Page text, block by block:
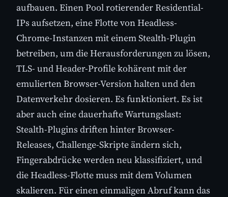
aufbauen. Einen Pool rotierender Residential-
IPs aufsetzen, eine Flotte von Headless-
Chrome-Instanzen mit einem Stealth-Plugin
betreiben, um die Herausforderungen zu lösen,
TLS- und Header-Profile kohärent mit der
emulierten Browser-Version halten und den
Datenverkehr dosieren. Es funktioniert. Es ist
aber auch eine dauerhafte Wartungslast:
Stealth-Plugins driften hinter Browser-
Releases, Challenge-Skripte ändern sich,
Fingerabdrücke werden neu klassifiziert, und
die Headless-Flotte muss mit dem Volumen
skalieren. Für einen einmaligen Abruf kann das